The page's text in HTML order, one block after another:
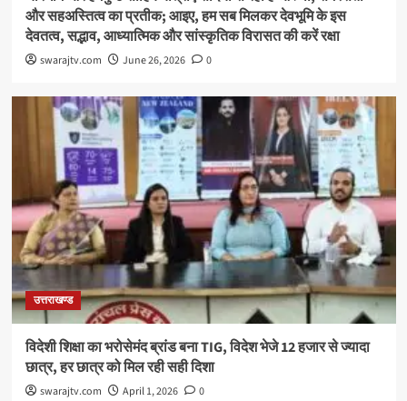
और सहअस्तित्व का प्रतीक; आइए, हम सब मिलकर देवभूमि के इस
देवतत्व, सद्भाव, आध्यात्मिक और सांस्कृतिक विरासत की करें रक्षा
swarajtv.com June 26, 2026 0
उत्तराखण्ड
विदेशी शिक्षा का भरोसेमंद ब्रांड बना TIG, विदेश भेजे 12 हजार से ज्यादा
छात्र, हर छात्र को मिल रही सही दिशा
swarajtv.com April 1, 2026 0